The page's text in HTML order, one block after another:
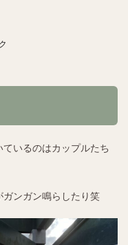
いるのはカップルたち
ンガン鳴らしたり笑